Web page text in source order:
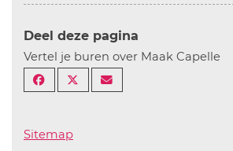
Deel deze pagina
Vertel je buren over Maak Capelle
Sitemap